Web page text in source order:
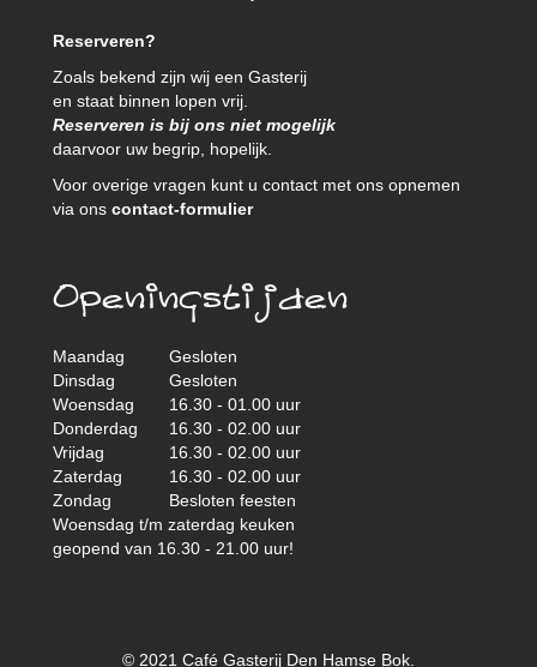
Reserveren?
Zoals bekend zijn wij een Gasterij
en staat binnen lopen vrij.
Reserveren is bij ons niet mogelijk
daarvoor uw begrip, hopelijk.
Voor overige vragen kunt u contact met ons opnemen
via ons contact-formulier
Openingstijden
Maandag
Gesloten
Dinsdag
Gesloten
Woensdag
16.30 - 01.00 uur
Donderdag
16.30 - 02.00 uur
Vrijdag
16.30 - 02.00 uur
Zaterdag
16.30 - 02.00 uur
Zondag
Besloten feesten
Woensdag t/m zaterdag keuken
geopend van 16.30 - 21.00 uur!
© 2021 Café Gasterij Den Hamse Bok.